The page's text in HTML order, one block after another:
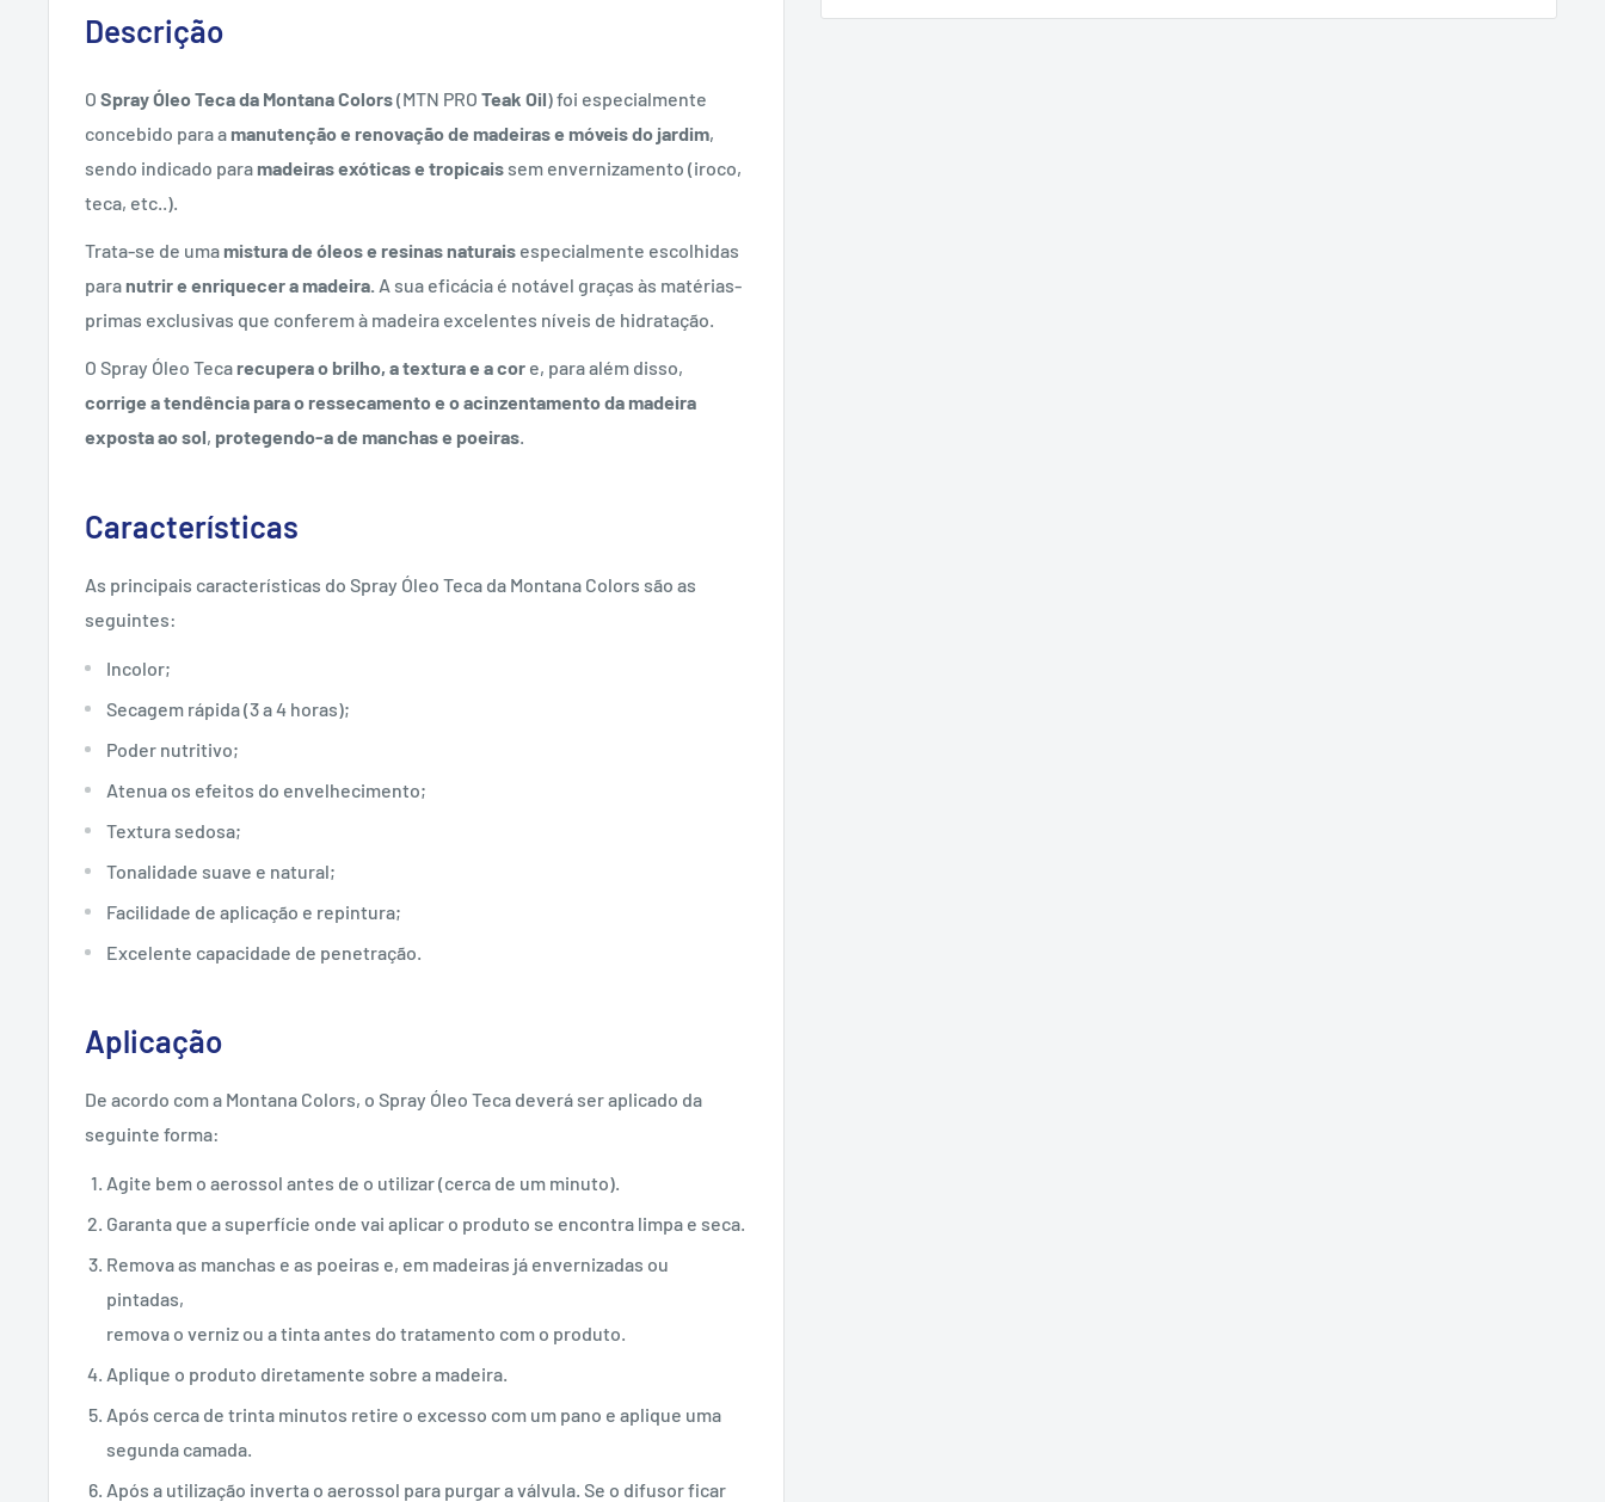
Descrição
O Spray Óleo Teca da Montana Colors(MTN PRO Teak Oil) foi especialmente
concebido para amanutenção e renovação de madeiras e móveis do jardim,
sendo indicado paramadeiras exóticas e tropicais sem envernizamento (iroco,
teca, etc..).
Trata-se de umamistura de óleos e resinas naturais especialmente escolhidas
paranutrir e enriquecer a madeira. A sua eficácia é notável graças às matérias-
primas exclusivas que conferem à madeira excelentes níveis de hidratação.
O Spray Óleo Tecarecupera o brilho, a textura e a cor e, para além disso,
corrige a tendência para o ressecamento e o acinzentamento da madeira
exposta ao sol, protegendo-a de manchas e poeiras.
Características
As principais características do Spray Óleo Teca da Montana Colors são as
seguintes:
Incolor;
Secagem rápida (3 a 4 horas);
Poder nutritivo;
Atenua os efeitos do envelhecimento;
Textura sedosa;
Tonalidade suave e natural;
Facilidade de aplicação e repintura;
Excelente capacidade de penetração.
Aplicação
De acordo com a Montana Colors, o Spray Óleo Teca deverá ser aplicado da
seguinte forma:
Agite bem o aerossol antes de o utilizar (cerca de um minuto).
Garanta que a superfície onde vai aplicar o produto se encontra limpa e seca.
Remova as manchas e as poeiras e, em madeiras já envernizadas ou
pintadas,
remova o verniz ou a tinta antes do tratamento com o produto.
Aplique o produto diretamente sobre a madeira.
Após cerca de trinta minutos retire o excesso com um pano e aplique uma
segunda camada.
Após a utilização inverta o aerossol para purgar a válvula. Se o difusor ficar